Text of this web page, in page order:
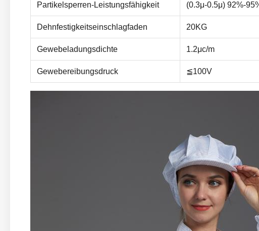
Partikelsperren-Leistungsfähigkeit (0.3μ-0.5μ) 92%-
Dehnfestigkeitseinschlagfaden 20KG
Gewebeladungsdichte 1.2μc/m
Gewebereibungsdruck ≦100V